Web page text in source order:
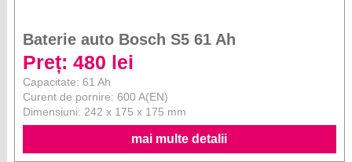
Baterie auto Bosch S5 61 Ah
Preț: 480 lei
Capacitate: 61 Ah
Curent de pornire: 600 A(EN)
Dimensiuni: 242 x 175 x 175 mm
mai multe detalii